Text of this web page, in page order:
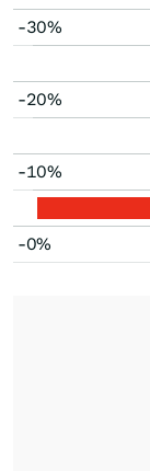
-30%
-20%
-10%
-0%